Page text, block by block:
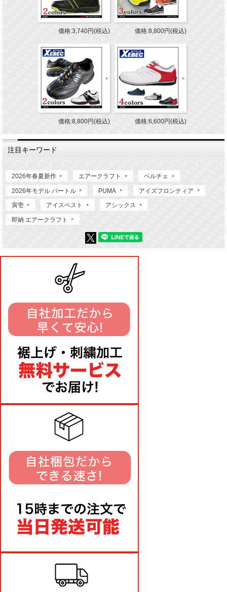
価格:3,740円(税込) 価格:8,800円(税込)
価格:8,800円(税込) 価格:6,600円(税込)
注目キーワード
2026年春夏新作 エアークラフト ペルチェ
2026年モデル バートル PUMA アイズフロンティア
寅壱 アイスベスト アシックス
即納 エアークラフト